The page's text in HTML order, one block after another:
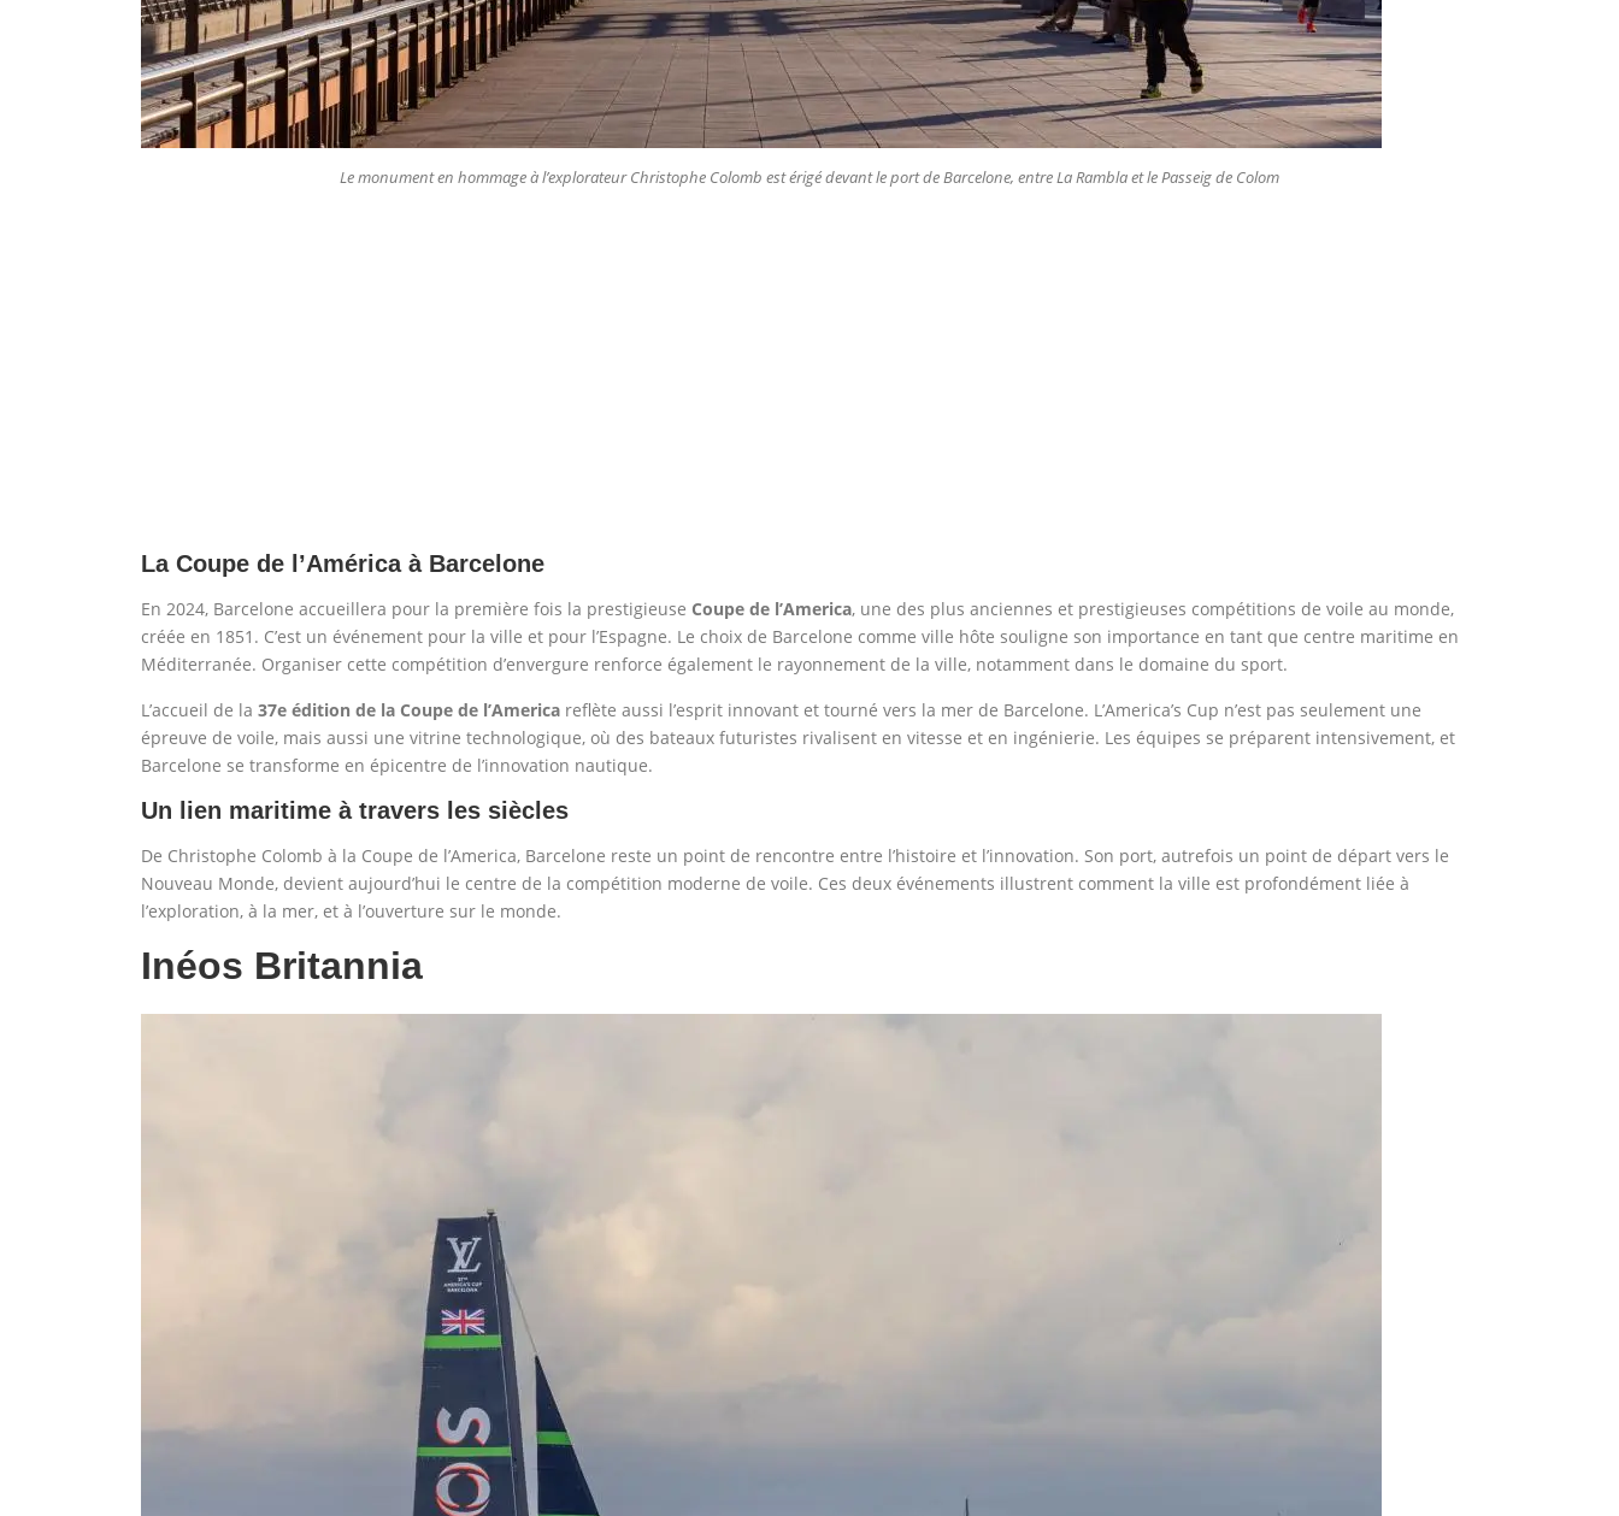
Le monument en hommage à l’explorateur Christophe Colomb est érigé devant le port deBarcelone, entre La Rambla et le Passeig de Colom
La Coupe de l’América à Barcelone
En 2024, Barcelone accueillera pour la première fois la prestigieuse Coupe de l’America, une des plus anciennes et prestigieuses compétitions de voile au monde,
créée en 1851. C’est un événement pour la ville et pour l’Espagne. Le choix de Barcelone comme ville hôte souligne son importance en tant que centre maritime en
Méditerranée. Organiser cette compétition d’envergure renforce également le rayonnement de la ville, notamment dans le domaine du sport.
L’accueil de la 37e édition de la Coupe de l’America reflète aussi l’esprit innovant et tourné vers la mer de Barcelone. L’America’s Cup n’est pas seulement une
épreuve de voile, mais aussi une vitrine technologique, où des bateaux futuristes rivalisent en vitesse et en ingénierie. Les équipes se préparent intensivement, et
Barcelone se transforme en épicentre de l’innovation nautique.
Un lien maritime à travers les siècles
De Christophe Colomb à la Coupe de l’America, Barcelone reste un point de rencontre entre l’histoire et l’innovation. Son port, autrefois un point de départ vers le
Nouveau Monde, devient aujourd’hui le centre de la compétition moderne de voile. Ces deux événements illustrent comment la ville est profondément liée à
l’exploration, à la mer, et à l’ouverture sur le monde.
Inéos Britannia